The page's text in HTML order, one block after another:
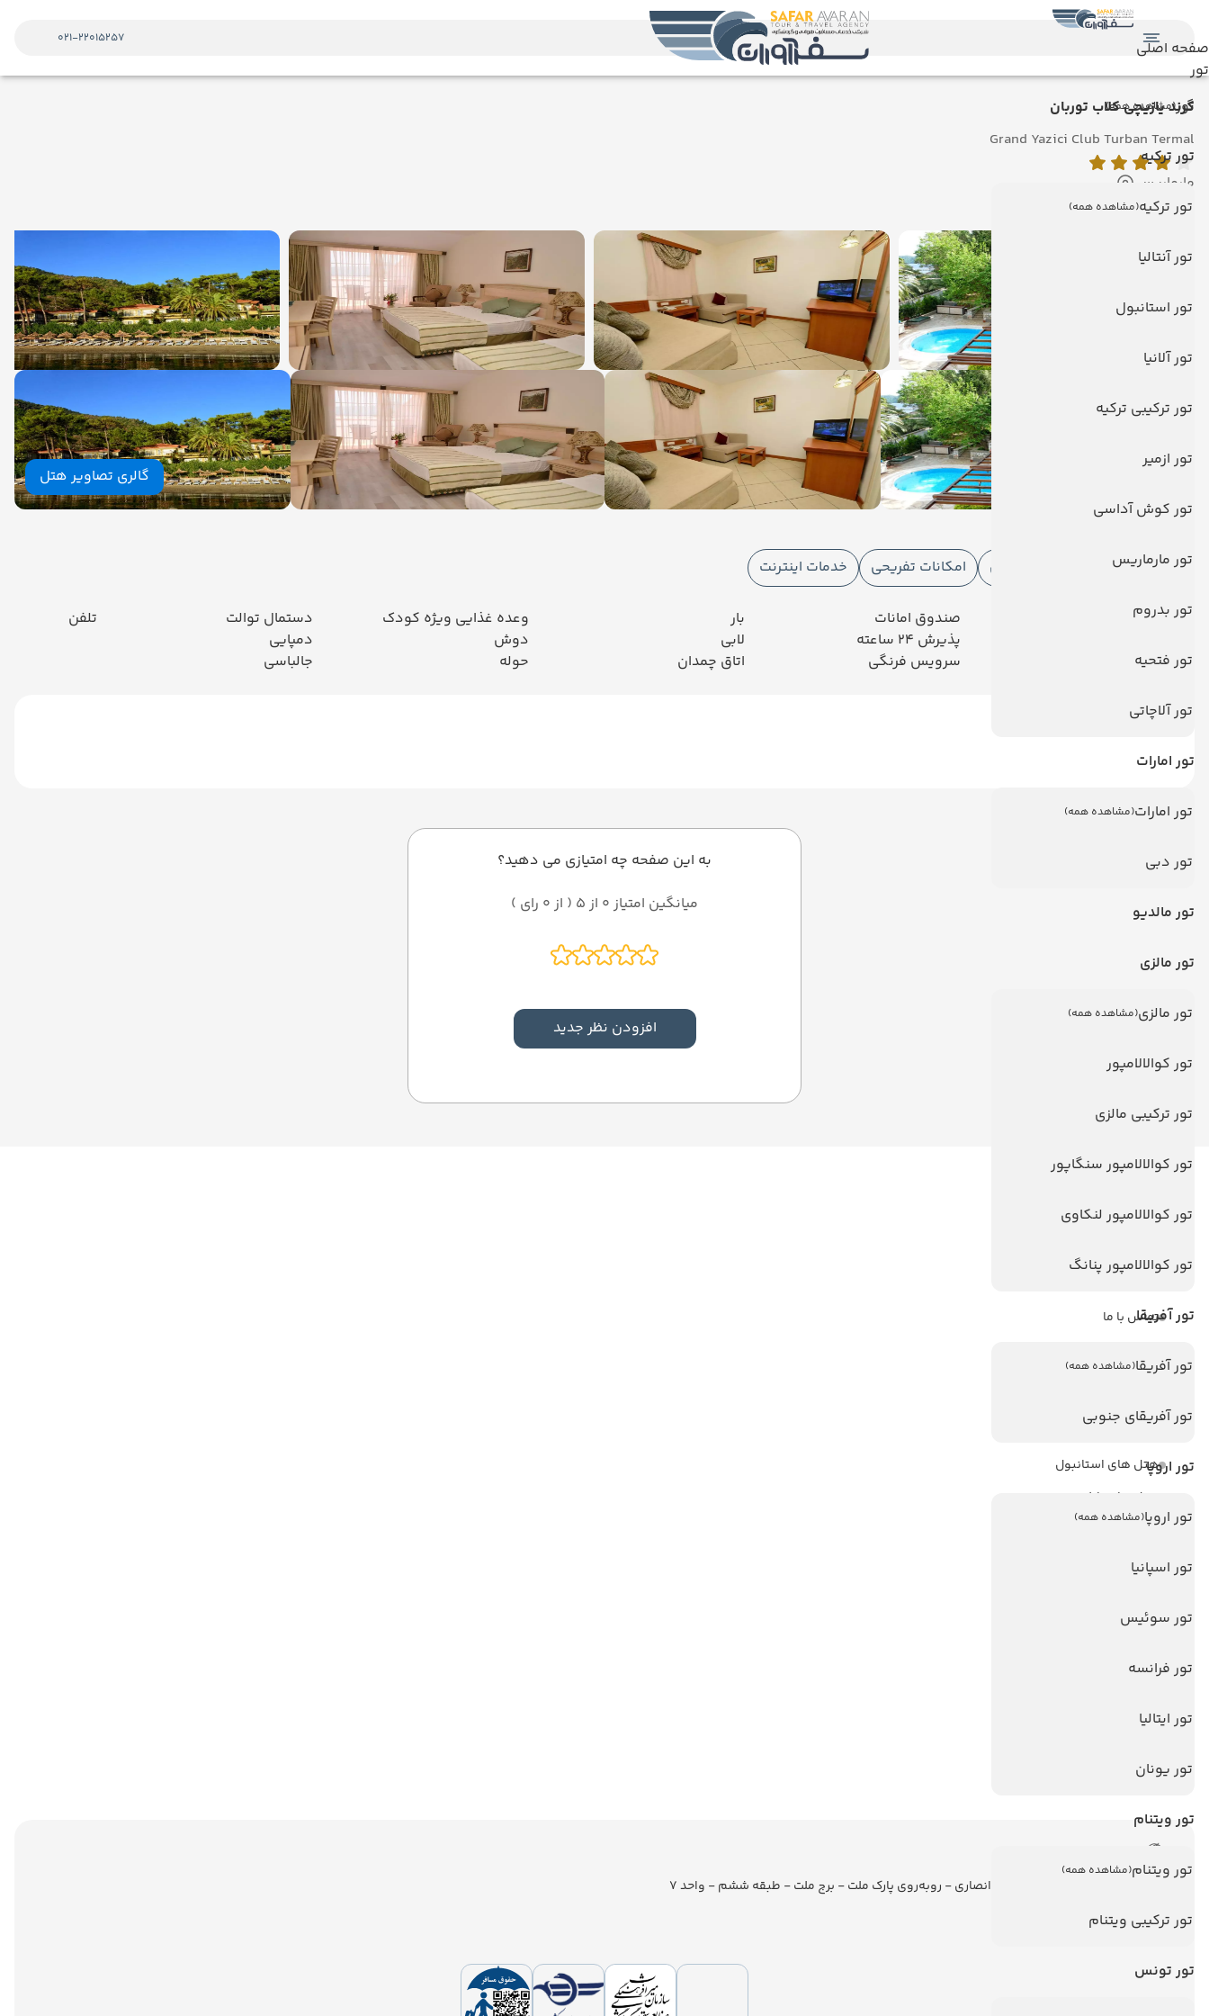
صفحه اصلی
تور
تور(مشاهده همه)
تور ترکیه
تور ترکیه(مشاهده همه)
تور آنتالیا
تور استانبول
تور آلانیا
تور ترکیبی ترکیه
تور ازمیر
تور کوش آداسی
تور مارماریس
تور بدروم
تور فتحیه
تور آلاچاتی
تور امارات
تور امارات(مشاهده همه)
تور دبی
تور مالدیو
تور مالزی
تور مالزی(مشاهده همه)
تور کوالالامپور
تور ترکیبی مالزی
تور کوالالامپور سنگاپور
تور کوالالامپور لنکاوی
تور کوالالامپور پنانگ
تور آفریقا
تور آفریقا(مشاهده همه)
تور آفریقای جنوبی
تور اروپا
تور اروپا(مشاهده همه)
تور اسپانیا
تور سوئیس
تور فرانسه
تور ایتالیا
تور یونان
تور ویتنام
تور ویتنام(مشاهده همه)
تور ترکیبی ویتنام
تور تونس
021-22015257
گرند یازیچی کلاب توربان
Grand Yazici Club Turban Termal
مارماریس
نمایش روی نقشه
گالری تصاویر هتل
امکانات هتل
امکانات هتل
امکانات ورزشی امکانات تفریحی خدمات اینترنت
مینی بار رایگان
کافی شاپ
صندوق امانات
پذیرش 24 ساعته
سرویس فرنگی
بار
لابی
اتاق چمدان
وعده غذایی ویژه کودک
دوش
حوله
دستمال توالت
دمپایی
جالباسی
تلفن
دیدگاه کاربران
به این صفحه چه امتیازی می دهید؟
میانگین امتیاز 0 از 5 ( از 0 رای )
افزودن نظر جدید
ویزا
تماس با ما
هتل های پر بازدید
هتل های استانبول
هتل های تایلند
هتل های اندونزی
هتل های سریلانکا
تورهای پربازدید
تور آنتالیا
تور پوکت
تور سریلانکا
تهران - ولیعصر - نبش کوچه انصاری - روبه‌روی پارک ملت - برج ملت - طبقه ششم - واحد 7